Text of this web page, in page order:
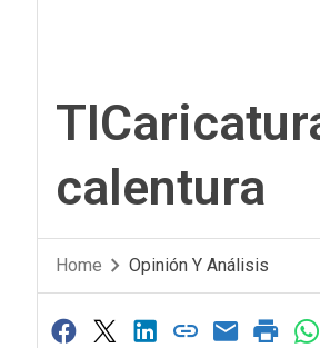
calentura
Home Opinión Y Análisis